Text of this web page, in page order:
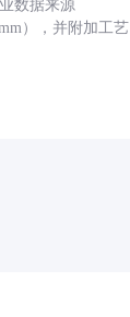
数据来源
），并附加工艺